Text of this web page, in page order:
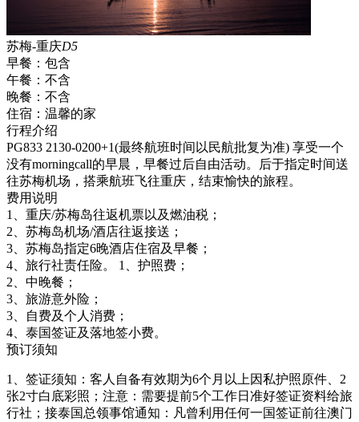
苏梅-重庆D5
早餐： 包含
午餐： 不含
晚餐： 不含
住宿： 温馨的家
行程介绍
PG833 2130-0200+1(最终航班时间以民航批复为准) 享受一个
没有morningcall的早晨，早餐过后自由活动。后于指定时间送
往苏梅机场，搭乘航班飞往重庆，结束愉快的旅程。
费用说明
1、重庆/苏梅岛往返机票以及燃油税；
2、苏梅岛机场/酒店往返接送；
3、苏梅岛指定6晚酒店住宿及早餐；
4、旅行社责任险。 1、护照费；
2、中晚餐；
3、旅游意外险；
3、自费及个人消费；
4、泰国签证及落地签小费。
预订须知
1、签证须知：客人自备有效期为6个月以上因私护照原件、2
张2寸白底彩照；注意：需要提前5个工作日准好签证资料给旅
行社；接泰国总领事馆通知：凡曾利用任何一国签证前往澳门